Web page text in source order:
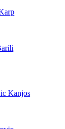
Kanjos